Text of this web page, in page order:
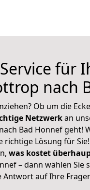
für
nach
Ob um die
Netzwerkan
Bad Honnef geht!
richtige Lösung für
was kostet
– dann wählen
Antwort auf Ihre